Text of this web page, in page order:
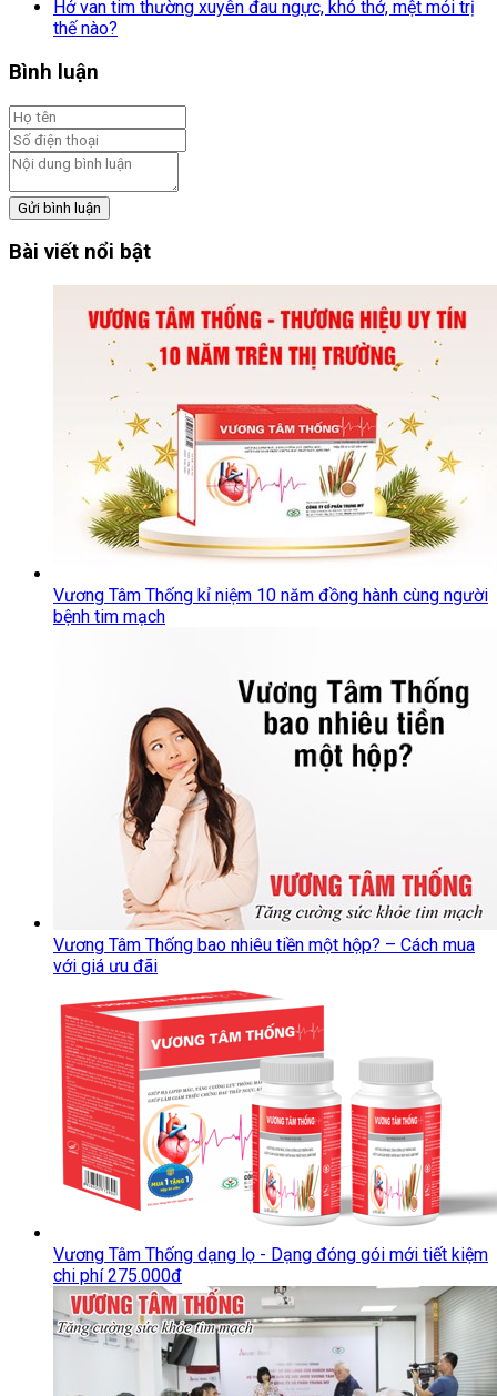
Hở van tim thường xuyên đau ngực, khó thở, mệt mỏi trị
thế nào?
Bình luận
Gửi bình luận
Bài viết nổi bật
Vương Tâm Thống kỉ niệm 10 năm đồng hành cùng người
bệnh tim mạch
Vương Tâm Thống bao nhiêu tiền một hộp? – Cách mua
với giá ưu đãi
Vương Tâm Thống dạng lọ - Dạng đóng gói mới tiết kiệm
chi phí 275.000đ